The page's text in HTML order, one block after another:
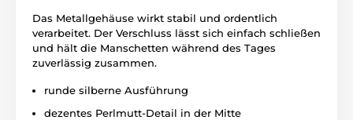
Das Metallgehäuse wirkt stabil und ordentlich
verarbeitet. Der Verschluss lässt sich einfach schließen
und hält die Manschetten während des Tages
zuverlässig zusammen.
runde silberne Ausführung
dezentes Perlmutt-Detail in der Mitte